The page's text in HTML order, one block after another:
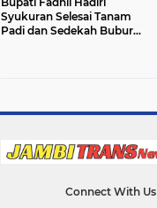
Syukuran Selesai Tanam
Padi dan Sedekah Bubur
Connect With Us